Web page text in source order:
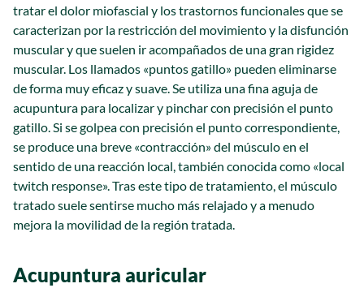
tratar el dolor miofascial y los trastornos funcionales que se
caracterizan por la restricción del movimiento y la disfunción
muscular y que suelen ir acompañados de una gran rigidez
muscular. Los llamados «puntos gatillo» pueden eliminarse
de forma muy eficaz y suave. Se utiliza una fina aguja de
acupuntura para localizar y pinchar con precisión el punto
gatillo. Si se golpea con precisión el punto correspondiente,
se produce una breve «contracción» del músculo en el
sentido de una reacción local, también conocida como «local
twitch response». Tras este tipo de tratamiento, el músculo
tratado suele sentirse mucho más relajado y a menudo
mejora la movilidad de la región tratada.
Acupuntura auricular